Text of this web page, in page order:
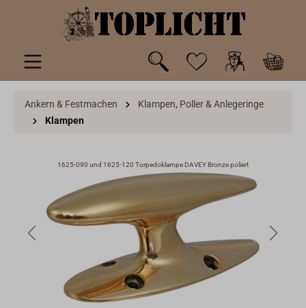
springen
Ankern & Festmachen
Klampen, Poller & Anlegeringe
Klampen
1625-090 und 1625-120 Torpedoklampe DAVEY Bronze poliert